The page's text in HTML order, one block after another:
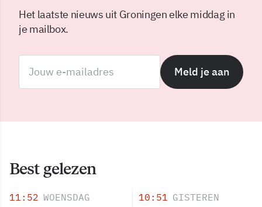
Het laatste nieuws uit Groningen elke middag in
je mailbox.
Meld je aan
Best gelezen
11:52 WOENSDAG 10:51 GISTEREN